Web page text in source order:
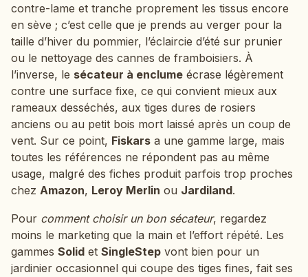
contre-lame et tranche proprement les tissus encore
en sève ; c’est celle que je prends au verger pour la
taille d’hiver du pommier, l’éclaircie d’été sur prunier
ou le nettoyage des cannes de framboisiers. À
l’inverse, le sécateur à enclume écrase légèrement
contre une surface fixe, ce qui convient mieux aux
rameaux desséchés, aux tiges dures de rosiers
anciens ou au petit bois mort laissé après un coup de
vent. Sur ce point, Fiskars a une gamme large, mais
toutes les références ne répondent pas au même
usage, malgré des fiches produit parfois trop proches
chez Amazon, Leroy Merlin ou Jardiland.
Pour comment choisir un bon sécateur, regardez
moins le marketing que la main et l’effort répété. Les
gammes Solid et SingleStep vont bien pour un
jardinier occasionnel qui coupe des tiges fines, fait ses